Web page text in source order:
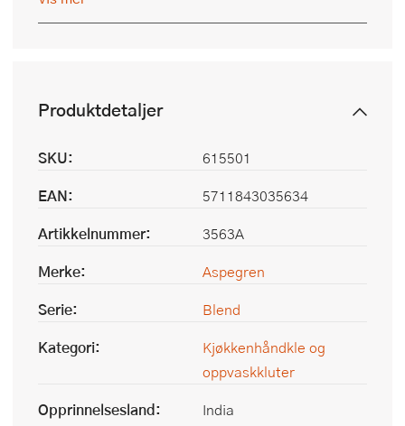
Produktdetaljer
SKU:
615501
EAN:
5711843035634
Artikkelnummer:
3563A
Merke:
Aspegren
Serie:
Blend
Kategori:
Kjøkkenhåndkle og
oppvaskkluter
Opprinnelsesland:
India